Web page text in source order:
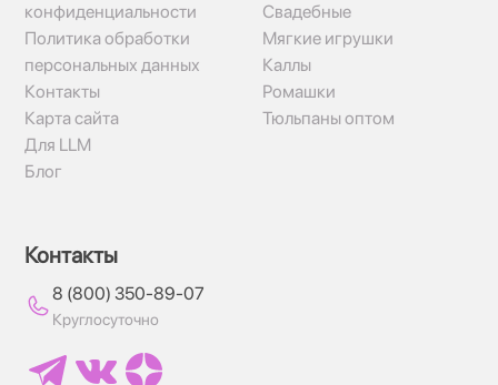
конфиденциальности
Политика обработки
персональных данных
Контакты
Карта сайта
Для LLM
Блог
Свадебные
Мягкие игрушки
Каллы
Ромашки
Тюльпаны оптом
Контакты
8 (800) 350-89-07
Круглосуточно